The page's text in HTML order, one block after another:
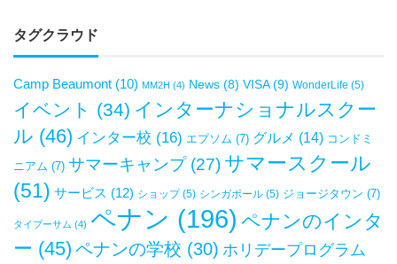
タグクラウド
Camp Beaumont (10) MM2H (4) News (8) VISA(9) WonderLife (5)
イベント (34) インターナショナルスクー
ル (46) インター校 (16) エプソム (7) グルメ (14) コンドミ
ニアム (7) サマーキャンプ(27) サマースクール
(51) サービス (12) ショップ(5) シンガポール (5) ジョージタウン (7)
タイプーサム (4) ペナン (196) ペナンのインタ
ー (45) ペナンの学校 (30) ホリデープログラム